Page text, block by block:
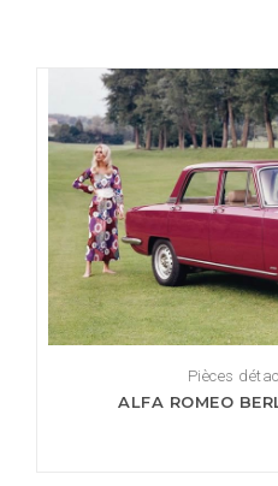
Pièces
ALFA ROMEO